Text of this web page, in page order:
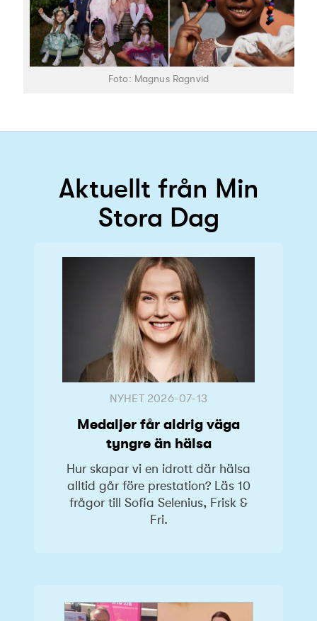
Foto: Magnus Ragnvid
Aktuellt från Min
Stora Dag
NYHET 2026-07-13
Medaljer får aldrig väga
tyngre än hälsa
Hur skapar vi en idrott där hälsa
alltid går före prestation? Läs 10
frågor till Sofia Selenius, Frisk &
Fri.